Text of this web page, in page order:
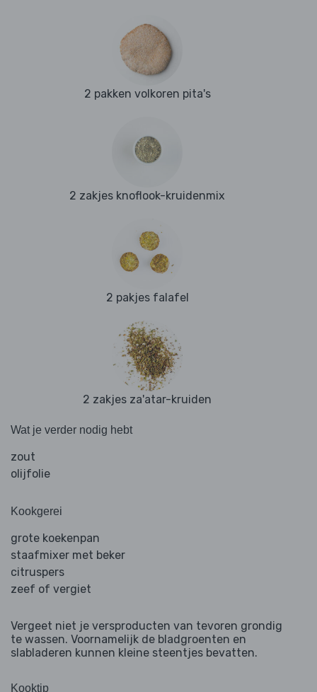
2 pakken volkoren pita's
2 zakjes knoflook-kruidenmix
2 pakjes falafel
2 zakjes za'atar-kruiden
Wat je verder nodig hebt
zout
olijfolie
Kookgerei
grote koekenpan
staafmixer met beker
citruspers
zeef of vergiet
Vergeet niet je versproducten van tevoren grondig
te wassen. Voornamelijk de bladgroenten en
slabladeren kunnen kleine steentjes bevatten.
Kooktip